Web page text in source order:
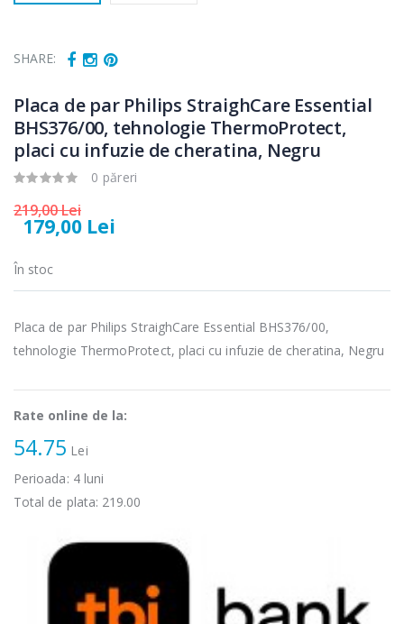
SHARE:
Placa de par Philips StraighCare Essential
BHS376/00, tehnologie ThermoProtect,
placi cu infuzie de cheratina, Negru
0 păreri
219,00 Lei
179,00 Lei
În stoc
Placa de par Philips StraighCare Essential BHS376/00,
tehnologie ThermoProtect, placi cu infuzie de cheratina, Negru
Rate online de la:
54.75 Lei
Perioada: 4luni
Total de plata: 219.00
-15%
microunde
289,00 Lei
-33%
Heinner ...
799,00 Lei
Masina de tocat
NobeLTek ...
199,00 Lei
DC1000SSBK ...